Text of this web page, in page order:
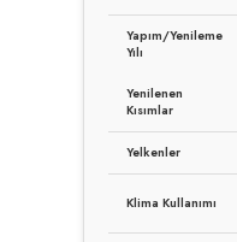
Yapım/Yenileme
Yılı
Yenilenen
Kısımlar
Yelkenler
Klima Kullanımı